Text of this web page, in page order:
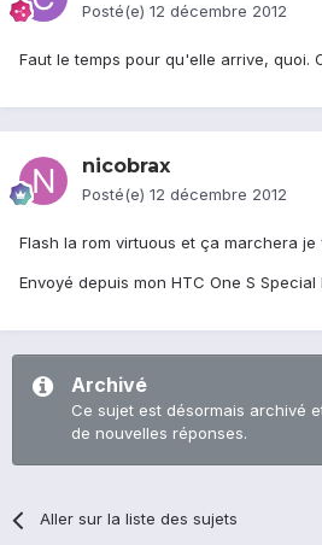
Posté(e) 12 décembre 2012
Faut le temps pour qu'elle arrive, quoi.
nicobrax
Posté(e) 12 décembre 2012
Flash la rom virtuous et ça marchera je
Envoyé depuis mon HTC One S
Archivé
Ce sujet est désormais archivé
de nouvelles réponses.
Aller sur la liste des sujets